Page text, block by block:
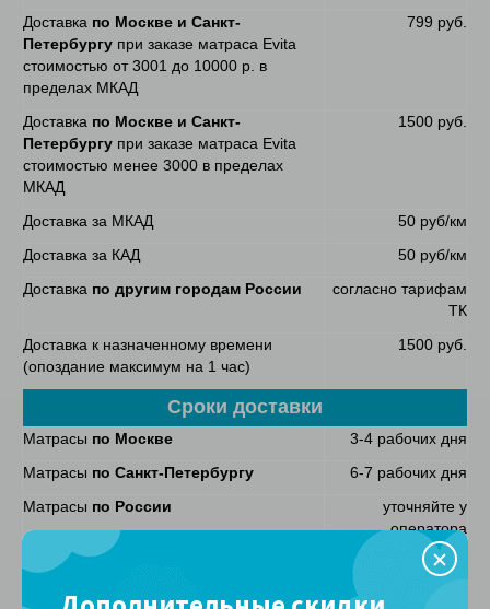
Доставка по Москве и Санкт-
Петербургу при заказе матраса Evita
стоимостью от 3001 до 10000 р. в
пределах МКАД
799 руб.
Доставка по Москве и Санкт-
Петербургу при заказе матраса Evita
стоимостью менее 3000 в пределах
МКАД
1500 руб.
Доставка за МКАД
50 руб/км
Доставка за КАД
50 руб/км
Доставка по другим городам России
согласно тарифам
ТК
Доставка к назначенному времени
(опоздание максимум на 1 час)
1500 руб.
Сроки доставки
Матрасы по Москве
3-4 рабочих дня
Матрасы по Санкт-Петербургу
6-7 рабочих дня
Матрасы по России
уточняйте у
оператора
Матрасы при наличии лифта
БЕСПЛАТНО